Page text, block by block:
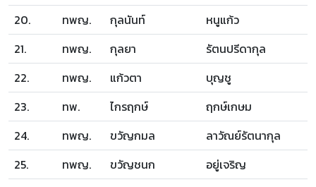
20.
ทพญ. กุลนันท์
หนูแก้ว
21.
ทพญ. กุลยา
รัตนปรีดากุล
22.
ทพญ. แก้วตา
บุญชู
23.
ทพ. ไกรฤกษ์
ฤกษ์เกษม
24.
ทพญ. ขวัญกมล
ลาวัณย์รัตนากุล
25.
ทพญ. ขวัญชนก
อยู่เจริญ